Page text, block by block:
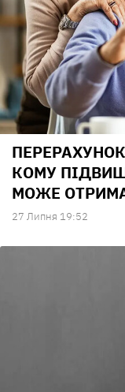
КОМУ
МОЖЕ
27 Липня 19:52